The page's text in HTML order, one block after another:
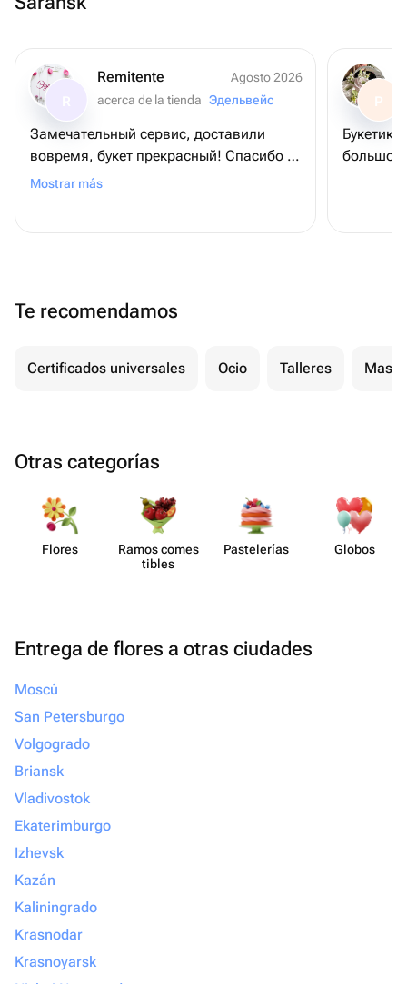
Remitente
Agosto 2026
acerca de la tienda Эдельвейс
Замечательный сервис, доставили
вовремя, букет прекрасный! Спасибо ❤️
❤️❤️
Mostrar más
P
Букетик
Te recomendamos
Certificados universales Ocio Talleres
Otras categorías
Flores
Ramos comes​
tibles
Paste​lerías Globos
Entrega de flores a otras ciudades
Moscú
San Petersburgo
Volgogrado
Briansk
Vladivostok
Ekaterimburgo
Izhevsk
Kazán
Kaliningrado
Krasnodar
Krasnoyarsk